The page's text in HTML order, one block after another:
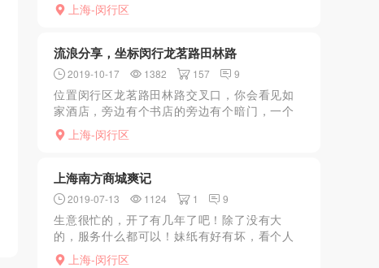
做评价，起码xl碰到过18岁的工厂兼职妹，价
上海-闵行区
流浪分享，坐标闵行龙茗路田林路
2019-10-17 1382 157 9
位置闵行区龙茗路田林路交叉口，你会看见如
家酒店，旁边有个书店的旁边有个暗门，一个
发绿的透明玻璃，原来应该是足疗入口，但是
严打现在也没有牌匾，我是通过qq预约的，狼
上海-闵行区
上海南方商城爽记
2019-07-13 1124 1 9
生意很忙的，开了有几年了吧！除了没有大
的，服务什么都可以！妹纸有好有坏，看个人
喜好！反正我叫换人看了好几个！
上海-闵行区